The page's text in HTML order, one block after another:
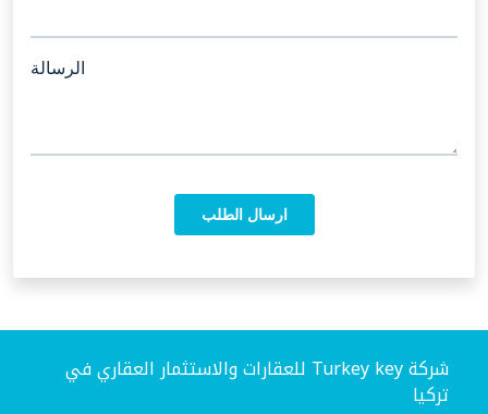
شركة Turkey key للعقارات والاستثمار العقاري في
تركيا